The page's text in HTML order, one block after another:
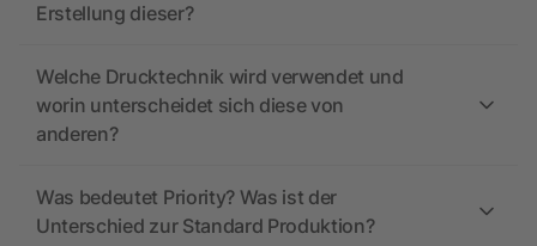
Erstellung dieser?
Welche Drucktechnik wird verwendet und
worin unterscheidet sich diese von
anderen?
Was bedeutet Priority? Was ist der
Unterschied zur Standard Produktion?